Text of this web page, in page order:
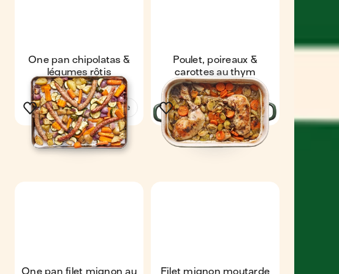
One pan chipolatas &
légumes rôtis
Voir la recette
Poulet, poireaux &
carottes au thym
Voir la recette
One pan filet mignon au Filet mignon moutarde